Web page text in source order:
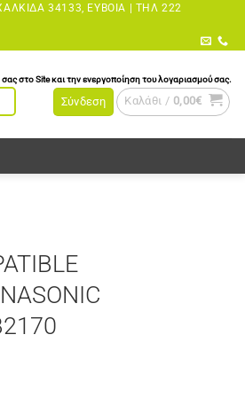
34133, ΕΎΒΟΙΑ | ΤΗΛ 222
στο Site και την ενεργοποίηση του λογαριασμού σας.
Σύνδεση Καλάθι / 0,00€